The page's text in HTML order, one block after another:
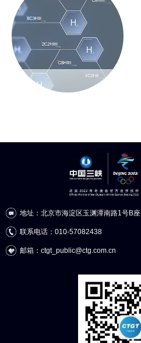
地址：北京市海淀区玉渊潭南路1号B座
联系电话：010-57082438
邮箱：ctgt_public@ctg.com.cn